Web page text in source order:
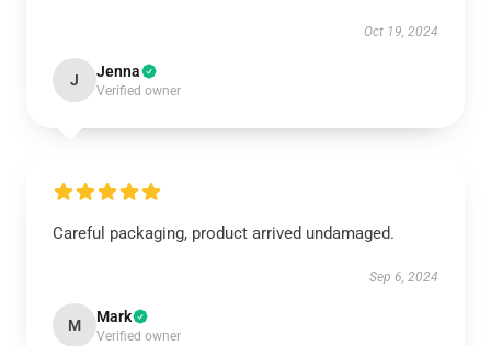
Oct 19, 2024
J Jenna
Verified owner
Careful packaging, product arrived undamaged.
Sep 6, 2024
M Mark
Verified owner